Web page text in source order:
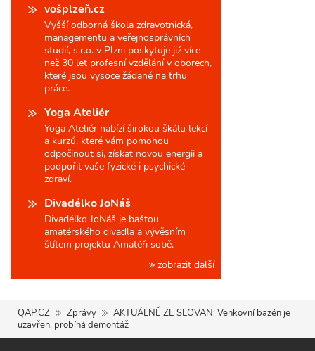
vošplzeň.cz
Vyšší odborná škola zdravotnická,
managementu a veřejnosprávních
studií, s.r.o. v Plzni poskytuje již více
než 30 let profesní vzdělání v oborech,
které jsou vysoce žádané na trhu
práce.
Yoga Ateliér
Yoga Ateliér nabízí širokou škálu lekcí
a kurzů, které vám pomohou
odpočinout si, získat novou energii a
podpořit vaše fyzické i psychické
zdraví.
Divadélko JoNáš
Divadélko JoNáš je baštou
amatérského divadla a vývěsním
štítem projektu Amatéři sobě.
zobrazit další
QAP.CZ Zprávy
AKTUÁLNĚ ZE SLOVAN: Venkovní bazén je
uzavřen, probíhá demontáž